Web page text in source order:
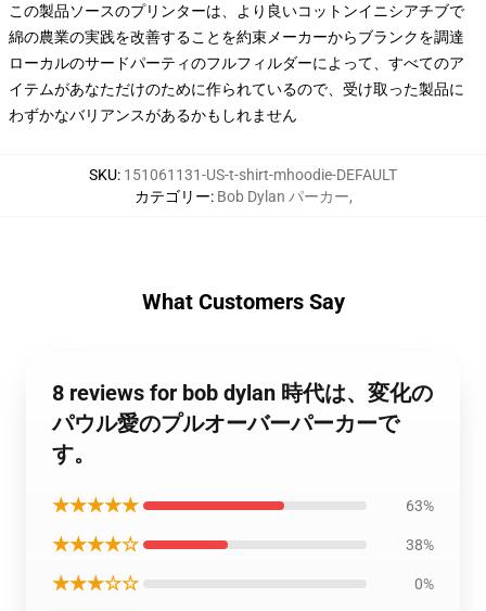
この製品ソースのプリンターは、より良いコットンイニシアチブで
綿の農業の実践を改善することを約束メーカーからブランクを調達
ローカルのサードパーティのフルフィルダーによって、すべてのア
イテムがあなただけのために作られているので、受け取った製品に
わずかなバリアンスがあるかもしれません
SKU: 151061131-US-t-shirt-mhoodie-DEFAULT
カテゴリー: Bob Dylan パーカー,
What Customers Say
8 reviews for bob dylan 時代は、変化の
パウル愛のプルオーバーパーカーで
す。
★★★★★ 63%
★★★★☆ 38%
★★★☆☆ 0%